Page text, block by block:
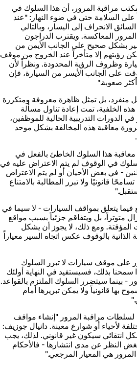
مراقبة المرور، أن هذا السلوك في
السلامة حتى في ضوء النهار: "عند
الانحراف إلى اليسار، وبالتالي
المعاكسة. ويقترب الدراجون
بشكل صحيح على الجانب الأيمن من
رؤيتهم إلا متأخراً عند الخروج من موقف
وظروف الرؤية المحدودة. ونظراً لأن
على الجانب الأيسر من السيارة، فإن
صعوبة."
منفرد، بل تمثل ظاهرة معروفة ومتكررة
الخلفية، تمت إعادة تناول مسألة
الدورات التدريبية الحالية للموظفين،
معاقبة هذه المخالفة بشكل موحد
معاقبة هذا السلوك الخاطئ بالفعل في
في الوقوف لم يتم الاعتراض عليه في
- في بعض الأحيان أو لم يتم الاعتراض
قانونيًا ولا تبرر المطالبة بالامتناع
فيما يتعلق بمواقف السيارات - لا سيما في
متوتراً، بل ويتفاقم جزئياً بسبب مواقع
المؤقتة. ومع ذلك، لا يجوز أن يشكل
الذاتية بالوقوف عكس اتجاه السير معياراً
على موقف سيارات لا تبرر السلوك
سمحنا بذلك، فسيستفيد في النهاية أولئك
- بينما سيتضرر السلوك الملتزم بالقواعد.
بها قانونياً ولا يمكن تبريرها أمام
مراقبة المرور "إنشاء مواقف
لأحياء أو شوارع معينة. دانيال جوزيف:
انتقائي سيكون غير قانوني. لذلك، يجب
بغض النظر عن مدى انتشارها - فالأحكام
هي المعيار المرجعي."